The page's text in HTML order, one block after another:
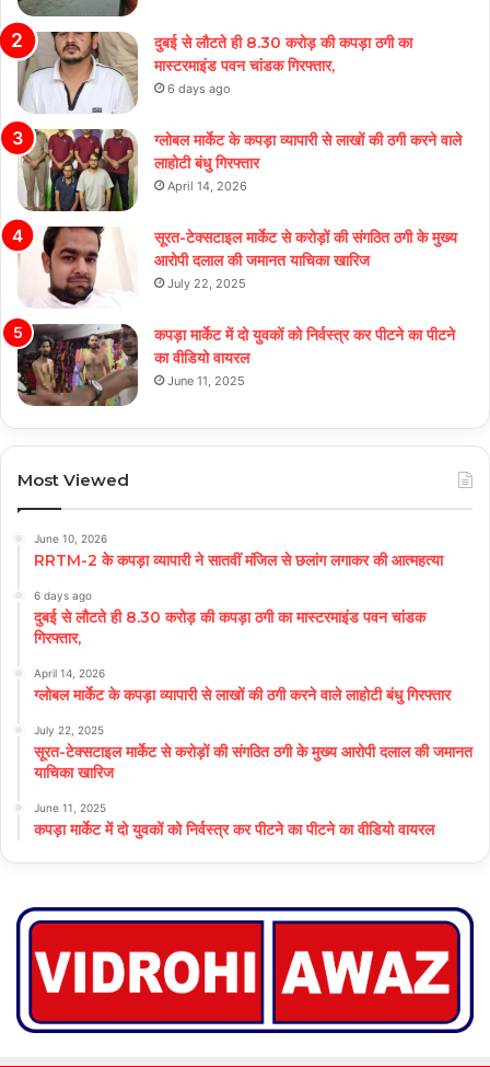
दुबई से लौटते ही 8.30 करोड़ की कपड़ा ठगी का
मास्टरमाइंड पवन चांडक गिरफ्तार,
6 days ago
ग्लोबल मार्केट के कपड़ा व्यापारी से लाखों की ठगी करने वाले
लाहोटी बंधु गिरफ्तार
April 14, 2026
सूरत-टेक्सटाइल मार्केट से करोड़ों की संगठित ठगी के मुख्य
आरोपी दलाल की जमानत याचिका खारिज
July 22, 2025
कपड़ा मार्केट में दो युवकों को निर्वस्त्र कर पीटने का पीटने
का वीडियो वायरल
June 11, 2025
Most Viewed
June 10, 2026
RRTM-2 के कपड़ा व्यापारी ने सातवीं मंजिल से छलांग लगाकर की आत्महत्या
6 days ago
दुबई से लौटते ही 8.30 करोड़ की कपड़ा ठगी का मास्टरमाइंड पवन चांडक
गिरफ्तार,
April 14, 2026
ग्लोबल मार्केट के कपड़ा व्यापारी से लाखों की ठगी करने वाले लाहोटी बंधु गिरफ्तार
July 22, 2025
सूरत-टेक्सटाइल मार्केट से करोड़ों की संगठित ठगी के मुख्य आरोपी दलाल की जमानत
याचिका खारिज
June 11, 2025
कपड़ा मार्केट में दो युवकों को निर्वस्त्र कर पीटने का पीटने का वीडियो वायरल